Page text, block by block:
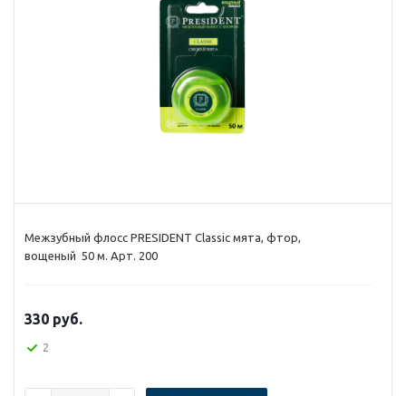
Межзубный флосс PRESIDENT Classic мята, фтор,
вощеный 50 м. Арт. 200
330 руб.
2